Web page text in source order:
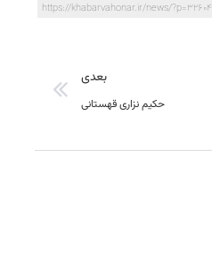
https://khabarvahonar.ir/news/?p=32604
بعدی
حکیم نزاری قهستانی